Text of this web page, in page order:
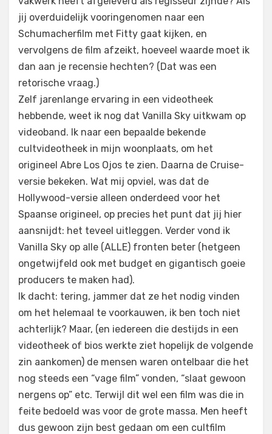
jij overduidelijk vooringenomen naar een
Schumacherfilm met Fitty gaat kijken, en
vervolgens de film afzeikt, hoeveel waarde moet ik
dan aan je recensie hechten? (Dat was een
retorische vraag.)
Zelf jarenlange ervaring in een videotheek
hebbende, weet ik nog dat Vanilla Sky uitkwam op
videoband. Ik naar een bepaalde bekende
cultvideotheek in mijn woonplaats, om het
origineel Abre Los Ojos te zien. Daarna de Cruise-
versie bekeken. Wat mij opviel, was dat de
Hollywood-versie alleen onderdeed voor het
Spaanse origineel, op precies het punt dat jij hier
aansnijdt: het teveel uitleggen. Verder vond ik
Vanilla Sky op alle (ALLE) fronten beter (hetgeen
ongetwijfeld ook met budget en gigantisch goeie
producers te maken had).
Ik dacht: tering, jammer dat ze het nodig vinden
om het helemaal te voorkauwen, ik ben toch niet
achterlijk? Maar, (en iedereen die destijds in een
videotheek of bios werkte ziet hopelijk de volgende
zin aankomen) de mensen waren ontelbaar die het
nog steeds een “vage film” vonden, “slaat gewoon
nergens op” etc. Terwijl dit wel een film was die in
feite bedoeld was voor de grote massa. Men heeft
dus gewoon zijn best gedaan om een cultfilm